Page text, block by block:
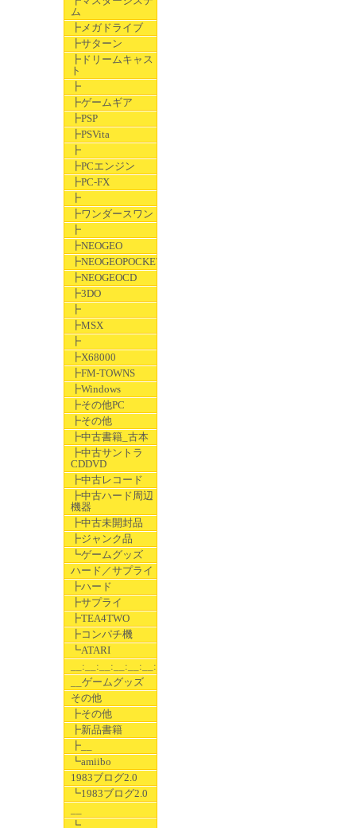
ム
┣メガドライブ
┣サターン
┣ドリームキャス
ト
┣
┣ゲームギア
┣PSP
┣PSVita
┣
┣PCエンジン
┣PC-FX
┣
┣ワンダースワン
┣
┣NEOGEO
┣NEOGEOPOCKET
┣NEOGEOCD
┣3DO
┣
┣MSX
┣
┣X68000
┣FM-TOWNS
┣Windows
┣その他PC
┣その他
┣中古書籍_古本
┣中古サントラ
CDDVD
┣中古レコード
┣中古ハード周辺
機器
┣中古未開封品
┣ジャンク品
┗ゲームグッズ
ハード／サプライ
┣ハード
┣サプライ
┣TEA4TWO
┣コンパチ機
┗ATARI
__:__:__:__:__:__:__
__ゲームグッズ
その他
┣その他
┣新品書籍
┣__
┗amiibo
1983ブログ2.0
┗1983ブログ2.0
┗__